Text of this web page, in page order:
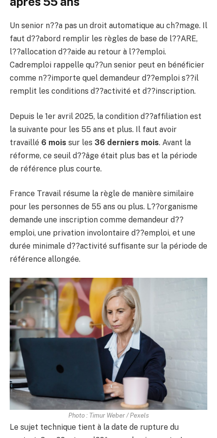
Un senior n??a pas un droit automatique au ch?mage. Il
faut d??abord remplir les règles de base de l??ARE,
l??allocation d??aide au retour à l??emploi.
Cadremploi rappelle qu??un senior peut en bénéficier
comme n??importe quel demandeur d??emploi s??il
remplit les conditions d??activité et d??inscription.
Depuis le 1er avril 2025, la condition d??affiliation est
la suivante pour les 55 ans et plus. Il faut avoir
travaillé 6 mois sur les 36 derniers mois. Avant la
réforme, ce seuil d??âge était plus bas et la période
de référence plus courte.
France Travail résume la règle de manière similaire
pour les personnes de 55 ans ou plus. L??organisme
demande une inscription comme demandeur d??
emploi, une privation involontaire d??emploi, et une
durée minimale d??activité suffisante sur la période de
référence allongée.
Photo : Timur Weber / Pexels
Le sujet technique tient à la date de rupture du